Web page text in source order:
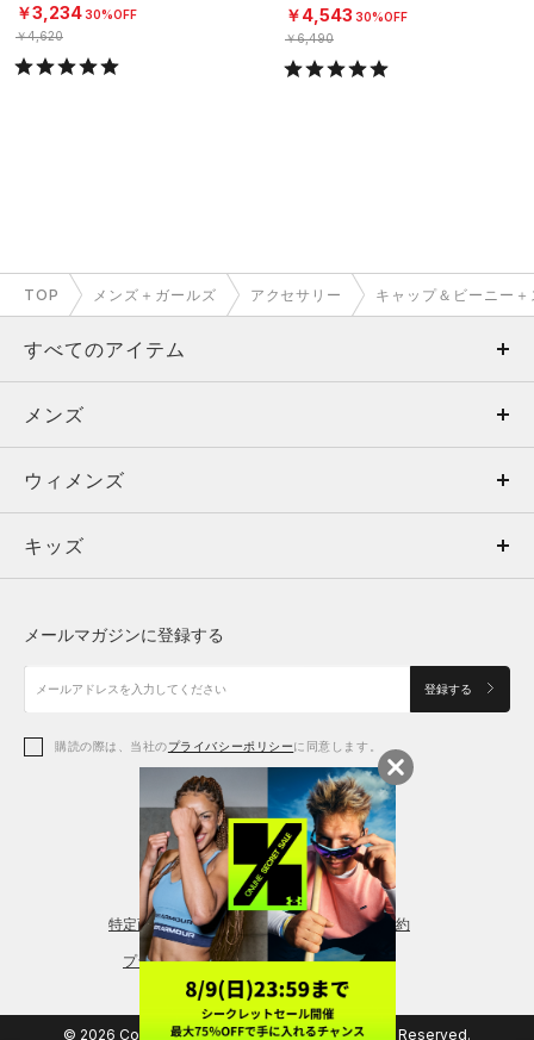
￥3,23430%OFF
￥4,620
NISEX）
￥4,543 30%OFF
￥6,490
TOP メンズ＋ガールズ アクセサリー キャップ＆ビーニー
すべてのアイテム
メンズ
ウィメンズ
キッズ
アクセサリー
メンズ
トップス
ボトムス
アクセサリー
ウィメンズ
トップス
シューズ
アクセサリー
レギンス＆タイツ
キッズ
シューズ
メールマガジンに登録する
登録する
購読の際は、当社のプライバシーポリシーに同意します。
特定商取引法に基づく通販の表記 会員規約
プライバシーポリシー
© 2026 Copyright DOME Corporation. All Rights Reserved.